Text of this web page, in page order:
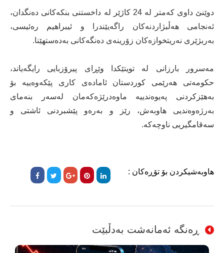
دوێنێ داوی کەمتر لە 24 کاژێر لە داخستنی بنکەکانی دەنگدان،
ئەنجامی هەڵبژاردنەکان راگەیێندرا و ئیبراهیم رەئیسی،
بەربژێری نەریتخوازەکان زۆرینەی دەنگەکانی بەدەستهێنا.
مەسرور بارزانی لە تویتێکدا وێڕای پیرۆزبایی رایگەیاند،
حکومەتی هەرێمی کوردستان ئامادەی کاری پێکەوەییە بۆ
بەهێزکردنی پەیوەندییە ماوەدرێژەکەمان لەسەر بنەمای
بەرژەوەندیی هاوبەش، رێز و بەرەو پێشبردنی ئاشتی و
سەقامگیریی ناوچەکە.
هاوبەشیکردن بۆ تۆڕەکان :
ڕەنگە ئەمانەشت بەدڵبێت